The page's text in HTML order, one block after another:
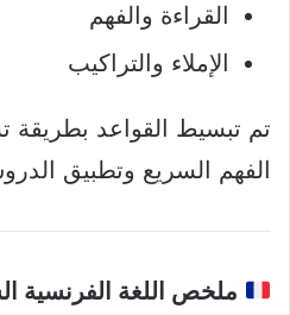
القراءة والفهم
الإملاء والتراكيب
تم تبسيط القواعد بطريقة
الفهم السريع وتطبيق
ملخص اللغة الفرنسية